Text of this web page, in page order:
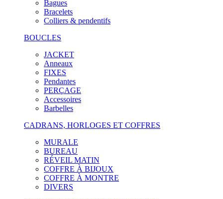
Bagues
Bracelets
Colliers & pendentifs
BOUCLES
JACKET
Anneaux
FIXES
Pendantes
PERÇAGE
Accessoires
Barbelles
CADRANS, HORLOGES ET COFFRES
MURALE
BUREAU
RÉVEIL MATIN
COFFRE À BIJOUX
COFFRE À MONTRE
DIVERS